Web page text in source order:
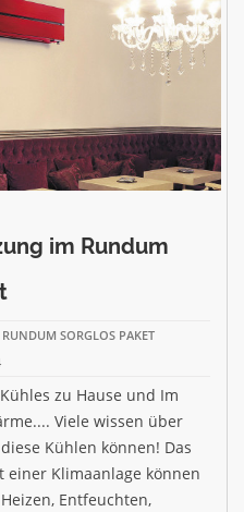
im Rundum
SORGLOS PAKET
zu Hause und Im
Viele wissen über
Kühlen können! Das
einer Klimaanlage können
Entfeuchten,